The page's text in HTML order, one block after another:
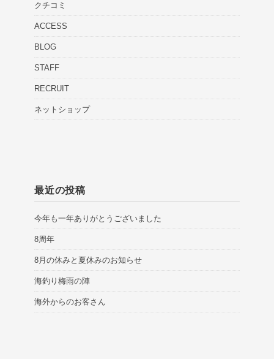
クチコミ
ACCESS
BLOG
STAFF
RECRUIT
ネットショップ
最近の投稿
今年も一年ありがとうございました
8周年
8月の休みと夏休みのお知らせ
海釣り梅雨の陣
海外からのお客さん